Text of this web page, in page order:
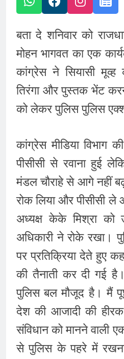
बता दे शनिवार को
मोहन भागवत का एक
कांग्रेस ने सियासी मूव्ह
तिरंगा और पुस्तक भेंट
को लेकर पुलिस पुलिस
कांग्रेस मीडिया विभाग
पीसीसी से रवाना हुई
मंडल चौराहे से आगे नहीं
रोक लिया और पीसीसी ले
अध्यक्ष केके मिश्रा
अधिकारी ने रोके रखा।
पर प्रतिक्रिया देते हुए
की तैनाती कर दी गई
पुलिस बल मौजूद है। मैं
देश की आजादी की
संविधान को मानने वाली
से पुलिस के पहरे में